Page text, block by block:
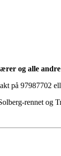
og alle
på 97987702
rennet og